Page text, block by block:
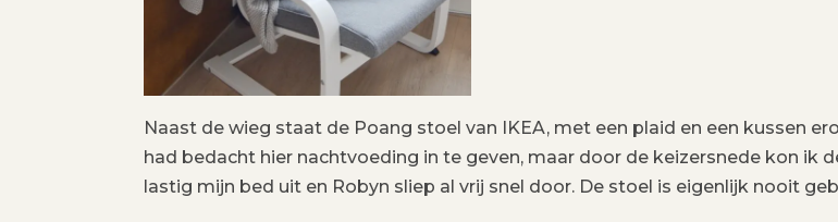
Naast de wieg staat de Poang stoel van IKEA, met een plaid en een kussen
had bedacht hier nachtvoeding in te geven, maar door de keizersnede kon ik
lastig mijn bed uit en Robyn sliep al vrij snel door. De stoel is eigenlijk nooit